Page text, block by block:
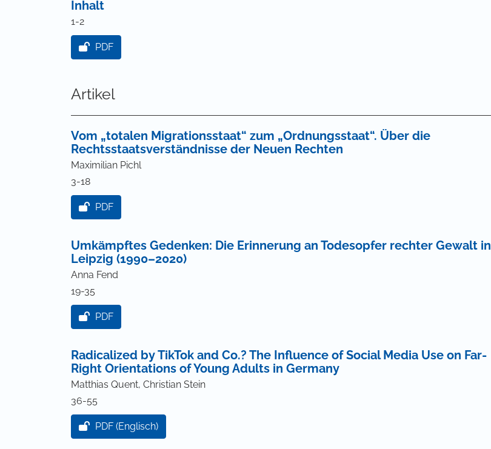
Informationen für Autor*innen
Zeitschriften-Onlineshop
Inhalt
1-2
PDF
Artikel
Vom „totalen Migrationsstaat“ zum „Ordnungsstaat“. Über die
Rechtsstaatsverständnisse der Neuen Rechten
Maximilian Pichl
3-18
PDF
Umkämpftes Gedenken: Die Erinnerung an Todesopfer rechter Gewalt in
Leipzig (1990–2020)
Anna Fend
19-35
PDF
Radicalized by TikTok and Co.? The Influence of Social Media Use on Far-
Right Orientations of Young Adults in Germany
Matthias Quent, Christian Stein
36-55
PDF (Englisch)